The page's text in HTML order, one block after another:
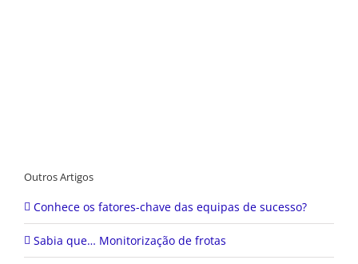
Outros Artigos
Conhece os fatores-chave das equipas de sucesso?
Sabia que… Monitorização de frotas